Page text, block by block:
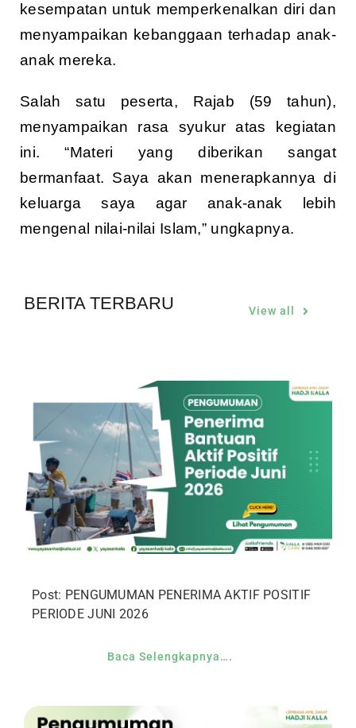
kesempatan untuk memperkenalkan diri dan
menyampaikan kebanggaan terhadap anak-
anak mereka.
Salah satu peserta, Rajab (59 tahun),
menyampaikan rasa syukur atas kegiatan
ini. “Materi yang diberikan sangat
bermanfaat. Saya akan menerapkannya di
keluarga saya agar anak-anak lebih
mengenal nilai-nilai Islam,” ungkapnya.
BERITA TERBARU View all
Post: PENGUMUMAN PENERIMA AKTIF POSITIF
PERIODE JUNI 2026
Baca Selengkapnya….